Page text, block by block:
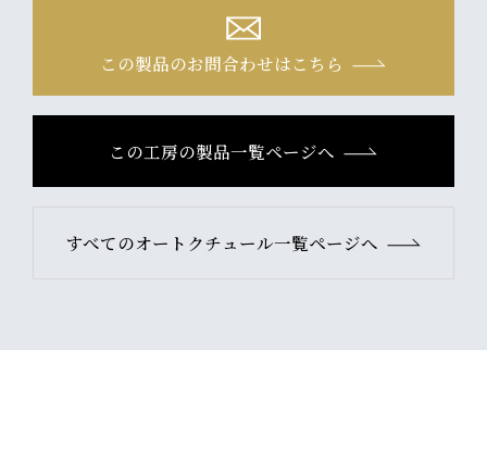
この製品のお問合わせはこちら
この工房の製品一覧ページへ
すべてのオートクチュール一覧ページへ